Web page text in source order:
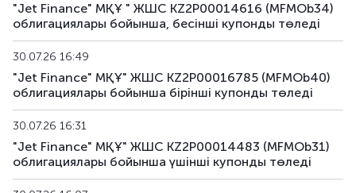
MFMOb43 KZ2P00017882 альтернативті
MFMOb44
MFMOb45 KZ2P00018195 альтернативті
MFMOb46
MFMOb47 KZ2P00018203 альтернативті
"Jet Finance" МҚҰ " ЖШС KZ2P00014616 (MFMOb34)
облигациялары бойынша, бесінші купонды төледі
30.07.26 16:49
"Jet Finance" МҚҰ" ЖШС KZ2P00016785 (MFMOb40)
облигациялары бойынша бірiнші купонды төледі
30.07.26 16:31
"Jet Finance" МҚҰ" ЖШС KZ2P00014483 (MFMOb31)
облигациялары бойынша үшінші купонды төледі